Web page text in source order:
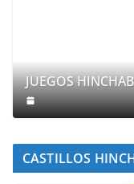
JUEGOS
CASTILLOS